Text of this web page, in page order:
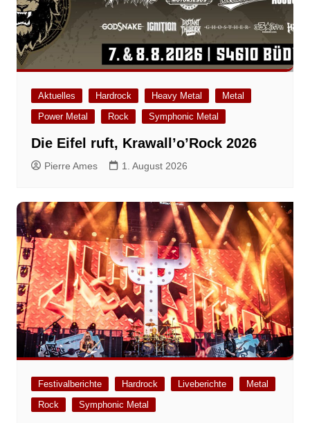
Aktuelles Hardrock Heavy Metal
Metal
Power Metal
Rock Symphonic Metal
Die Eifel ruft, Krawall’o’Rock 2026
Pierre Ames 1. August 2026
Festivalberichte Hardrock Liveberichte
Metal
Rock
Symphonic Metal